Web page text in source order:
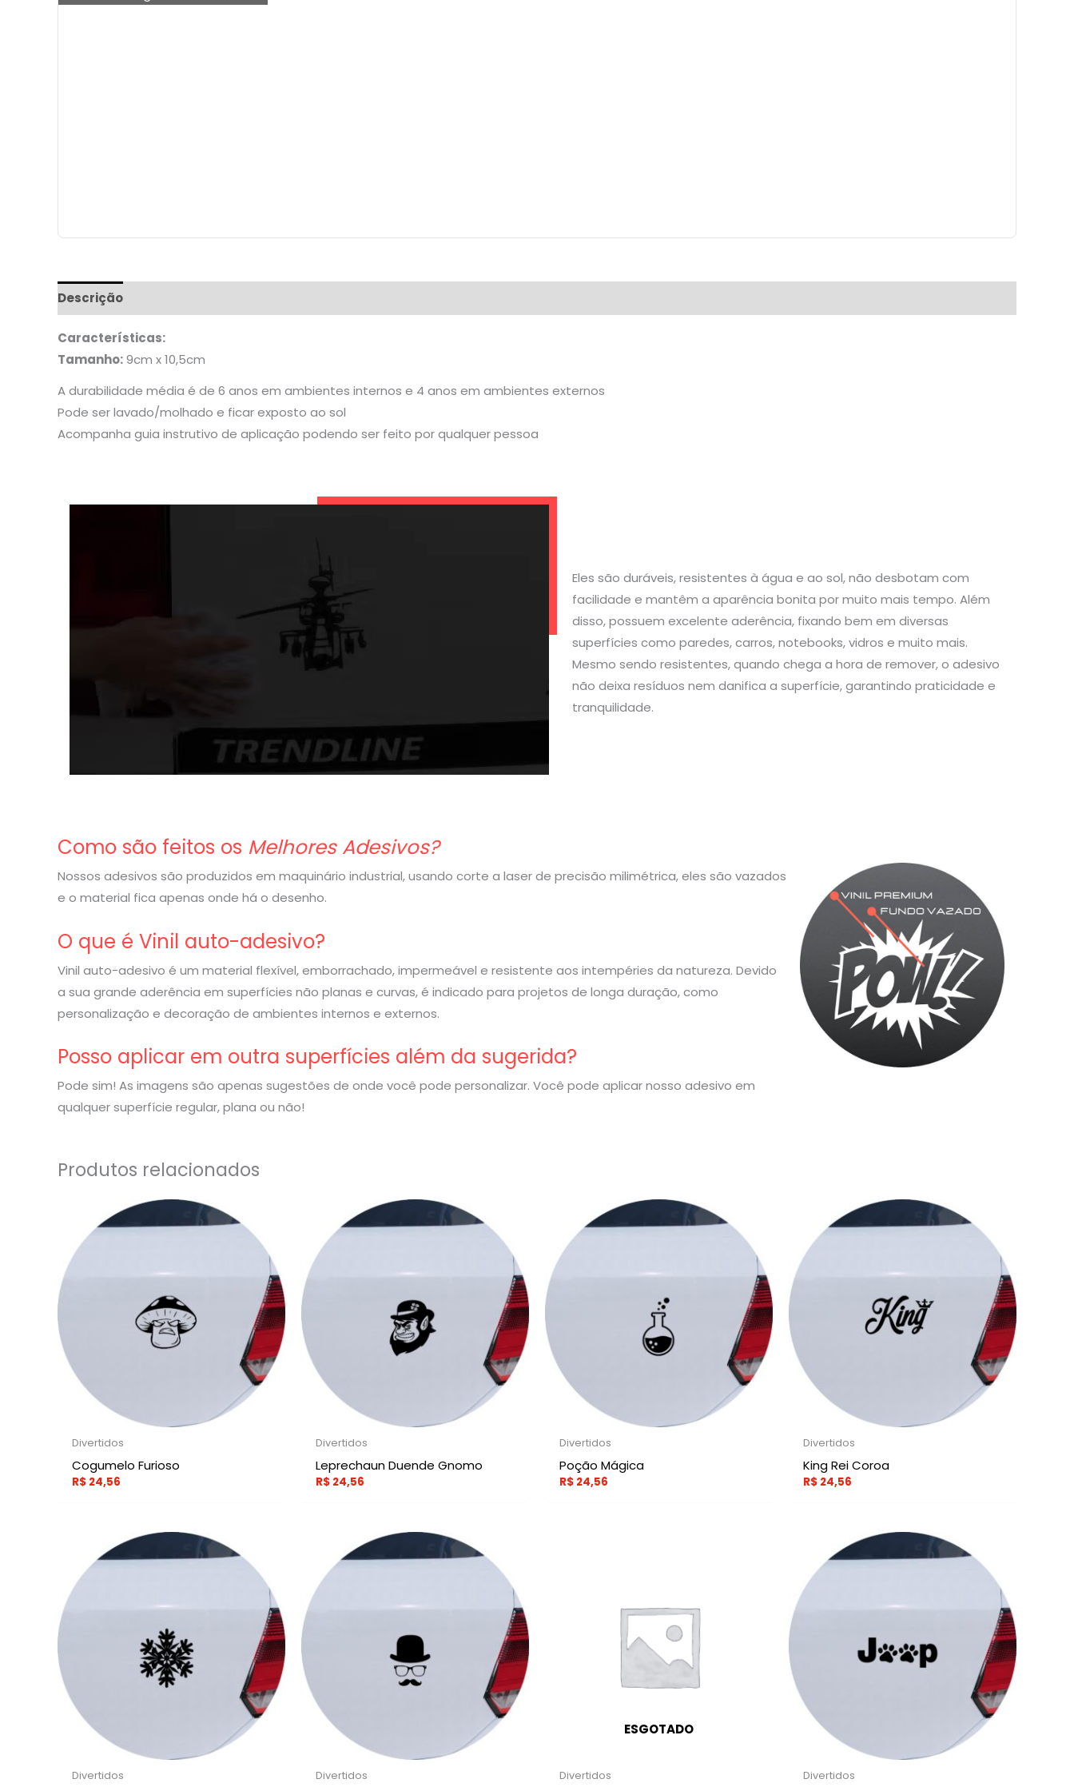
Descrição
Características:
Tamanho:9cm x 10,5cm
A durabilidade média é de 6 anos em ambientes internos e 4 anos em ambientes externos
Pode ser lavado/molhado e ficar exposto ao sol
Acompanha guia instrutivo de aplicação podendo ser feito por qualquer pessoa
Eles são duráveis, resistentes à água e ao sol, não desbotam com
facilidade e mantêm a aparência bonita por muito mais tempo. Além
disso, possuem excelente aderência, fixando bem em diversas
superfícies como paredes, carros, notebooks, vidros e muito mais.
Mesmo sendo resistentes, quando chega a hora de remover, o adesivo
não deixa resíduos nem danifica a superfície, garantindo praticidade e
tranquilidade.
Como são feitos os Melhores Adesivos?
Nossos adesivos são produzidos em maquinário industrial, usando corte a laser de precisão milimétrica, eles são vazados
e o material fica apenas onde há o desenho.
O que é Vinil auto-adesivo?
Vinil auto-adesivo é um material flexível, emborrachado, impermeável e resistente aos intempéries da natureza. Devido
a sua grande aderência em superfícies não planas e curvas, é indicado para projetos de longa duração, como
personalização e decoração de ambientes internos e externos.
Posso aplicar em outra superfícies além da sugerida?
Pode sim! As imagens são apenas sugestões de onde você pode personalizar. Você pode aplicar nosso adesivo em
qualquer superfície regular, plana ou não!
Produtos relacionados
Divertidos
Cogumelo Furioso
R$ 24,56
Divertidos
Leprechaun Duende Gnomo
R$ 24,56
Divertidos
Poção Mágica
R$ 24,56
Divertidos
King Rei Coroa
R$ 24,56
Divertidos Divertidos
ESGOTADO
Divertidos Divertidos